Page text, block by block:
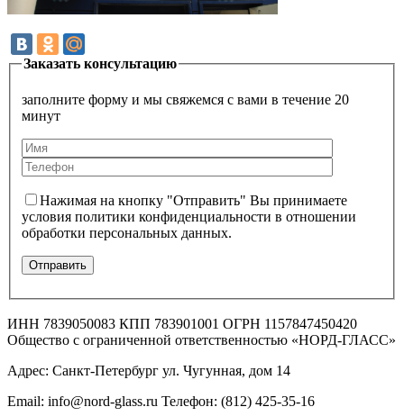
Заказать консультацию
заполните форму и мы свяжемся с вами в течение 20
минут
Нажимая на кнопку "Отправить" Вы принимаете
условия политики конфиденциальности в отношении
обработки персональных данных.
ИНН 7839050083 КПП 783901001 ОГРН 1157847450420
Общество с ограниченной ответственностью «НОРД-ГЛАСС»
Адрес: Санкт-Петербург ул. Чугунная, дом 14
Email: info@nord-glass.ru Телефон: (812) 425-35-16